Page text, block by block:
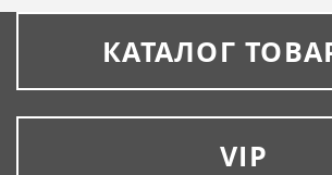
КАТАЛОГ
VIP